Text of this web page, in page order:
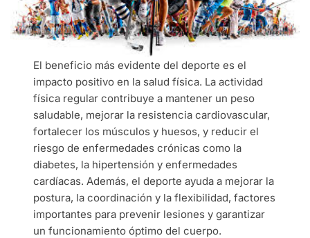
El beneficio más evidente del deporte es el
impacto positivo en la salud física. La actividad
física regular contribuye a mantener un peso
saludable, mejorar la resistencia cardiovascular,
fortalecer los músculos y huesos, y reducir el
riesgo de enfermedades crónicas como la
diabetes, la hipertensión y enfermedades
cardíacas. Además, el deporte ayuda a mejorar la
postura, la coordinación y la flexibilidad, factores
importantes para prevenir lesiones y garantizar
un funcionamiento óptimo del cuerpo.